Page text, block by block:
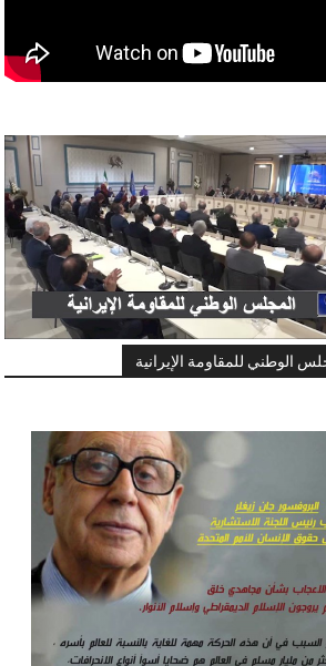
الوطني للمقاومة الإيرانية